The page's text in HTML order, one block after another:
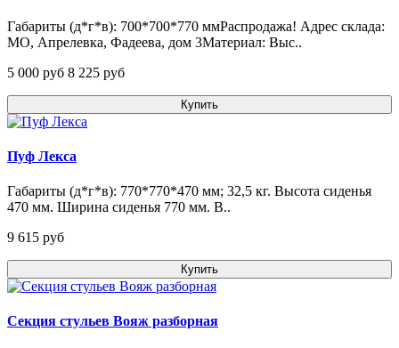
Габариты (д*г*в): 700*700*770 ммРаспродажа! Адрес склада:
МО, Апрелевка, Фадеева, дом 3Материал: Выс..
5 000 pуб 8 225 pуб
Купить
Пуф Лекса
Габариты (д*г*в): 770*770*470 мм; 32,5 кг. Высота сиденья
470 мм. Ширина сиденья 770 мм. В..
9 615 pуб
Купить
Секция стульев Вояж разборная